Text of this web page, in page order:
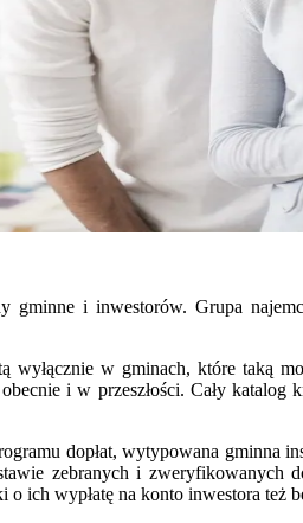
gminne i inwestorów. Grupa
w gminach, które taką
i w przeszłości. Cały
dopłat, wytypowana gminna
zebranych i
ich wypłatę na konto inwestora też